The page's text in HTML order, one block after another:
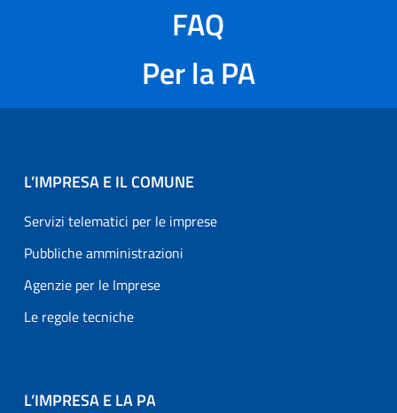
FAQ
Per la PA
L’IMPRESA E IL COMUNE
Servizi telematici per le imprese
Pubbliche amministrazioni
Agenzie per le Imprese
Le regole tecniche
L’IMPRESA E LA PA